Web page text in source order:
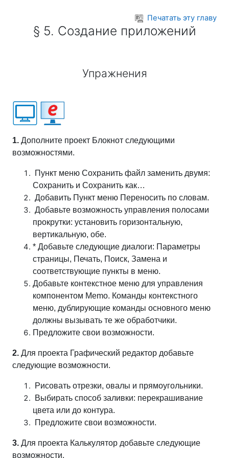
Печатать эту главу
§ 5. Создание приложений
Упражнения
1. Дополните проект Блокнот следующими
возможностями.
Пункт меню Сохранить файл заменить двумя:
Сохранить и Сохранить как…
Добавить Пункт меню Переносить по словам.
Добавьте возможность управления полосами
прокрутки: установить горизонтальную,
вертикальную, обе.
* Добавьте следующие диалоги: Параметры
страницы, Печать, Поиск, Замена и
соответствующие пункты в меню.
Добавьте контекстное меню для управления
компонентом Memo. Команды контекстного
меню, дублирующие команды основного меню
должны вызывать те же обработчики.
Предложите свои возможности.
2. Для проекта Графический редактор добавьте
следующие возможности.
Рисовать отрезки, овалы и прямоугольники.
Выбирать способ заливки: перекрашивание
цвета или до контура.
Предложите свои возможности.
3. Для проекта Калькулятор добавьте следующие
возможности.